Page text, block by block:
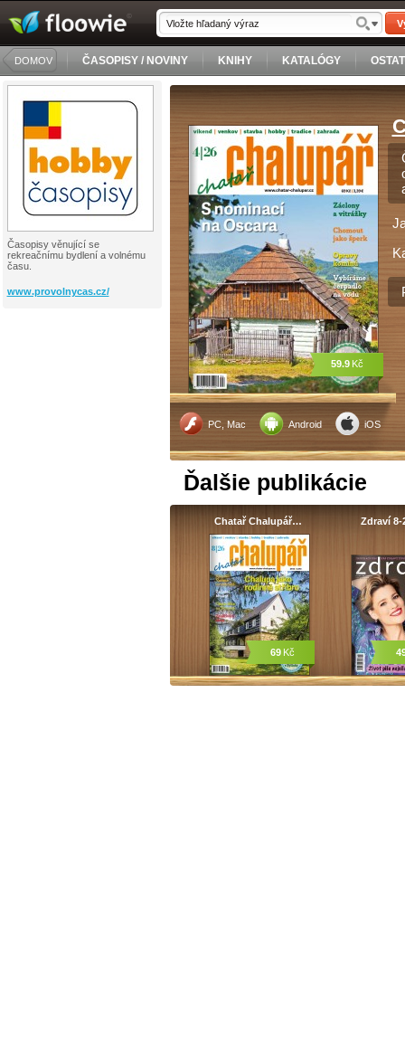
DOMOV ČASOPISY / NOVINY KNIHY KATALÓGY
Časopisy věnující se
rekreačnímu bydlení a volnému
času.
www.provolnycas.cz/
PC, Mac Android iOS
59.9Kč
Ďalšie publikácie
Chatař Chalupář…
69 Kč
Zdraví 8-